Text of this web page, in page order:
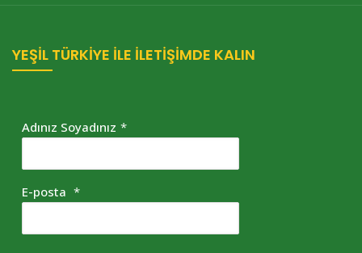
YEŞİL TÜRKİYE İLE İLETİŞİMDE KALIN
Adınız Soyadınız *
E-posta *